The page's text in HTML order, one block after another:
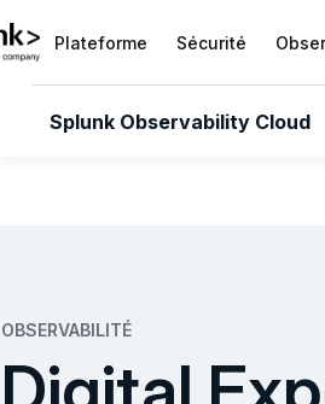
Plateforme Sécurité
Splunk Observability Cloud
OBSERVABILITÉ